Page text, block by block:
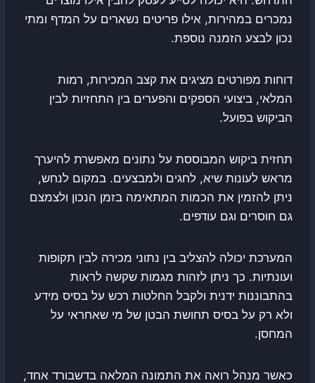
נמכרים במהירות, אילו פריטים נשארים על המדף ומתי
נכון לבצע הזמנה נוספת.
דוחות מפורטים מציגים את קצב המכירות, רמות
המלאי, ביצועי הספקים והפערים בין התחזיות לבין
הביקוש בפועל.
תחזית ביקוש המבוססת על נתונים מאפשרת להיערך
מראש לעונות שיא, לחגים ולמבצעים. במקום לנחש,
ניתן להזמין את הכמות המתאימה בזמן הנכון ולצמצם
גם חוסרים וגם עודפים.
המערכת יכולה להצליב בין נתוני מכירה לבין תקופות
ועונתיות. כך ניתן לזהות מגמות שקשה לראות
בהתבוננות ידנית ולקבל החלטות רכש על בסיס מידע
ולא רק על בסיס תחושת הבטן של מי שאחראי על
המחסן.
כאשר מנהל רואה את התמונה המלאה בדשבורד אחד,